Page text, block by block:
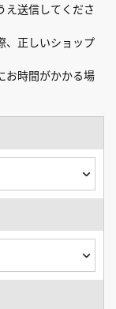
え送信してくださ
、正しいショップ
お時間がかかる場